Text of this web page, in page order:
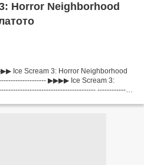
Horror Neighborhood
Ice Scream 3: Horror Neighborhood
▶▶▶▶ Ice Scream 3:
---------------